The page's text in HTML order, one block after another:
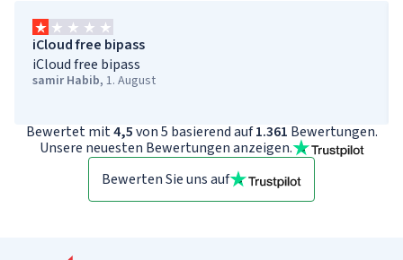
iCloud free bipass
iCloud free bipass
samir Habib, 1. August
Bewertet mit4,5von 5 basierend auf1.361 Bewertungen.
Unsere neuesten Bewertungen anzeigen.
Bewerten Sie uns auf